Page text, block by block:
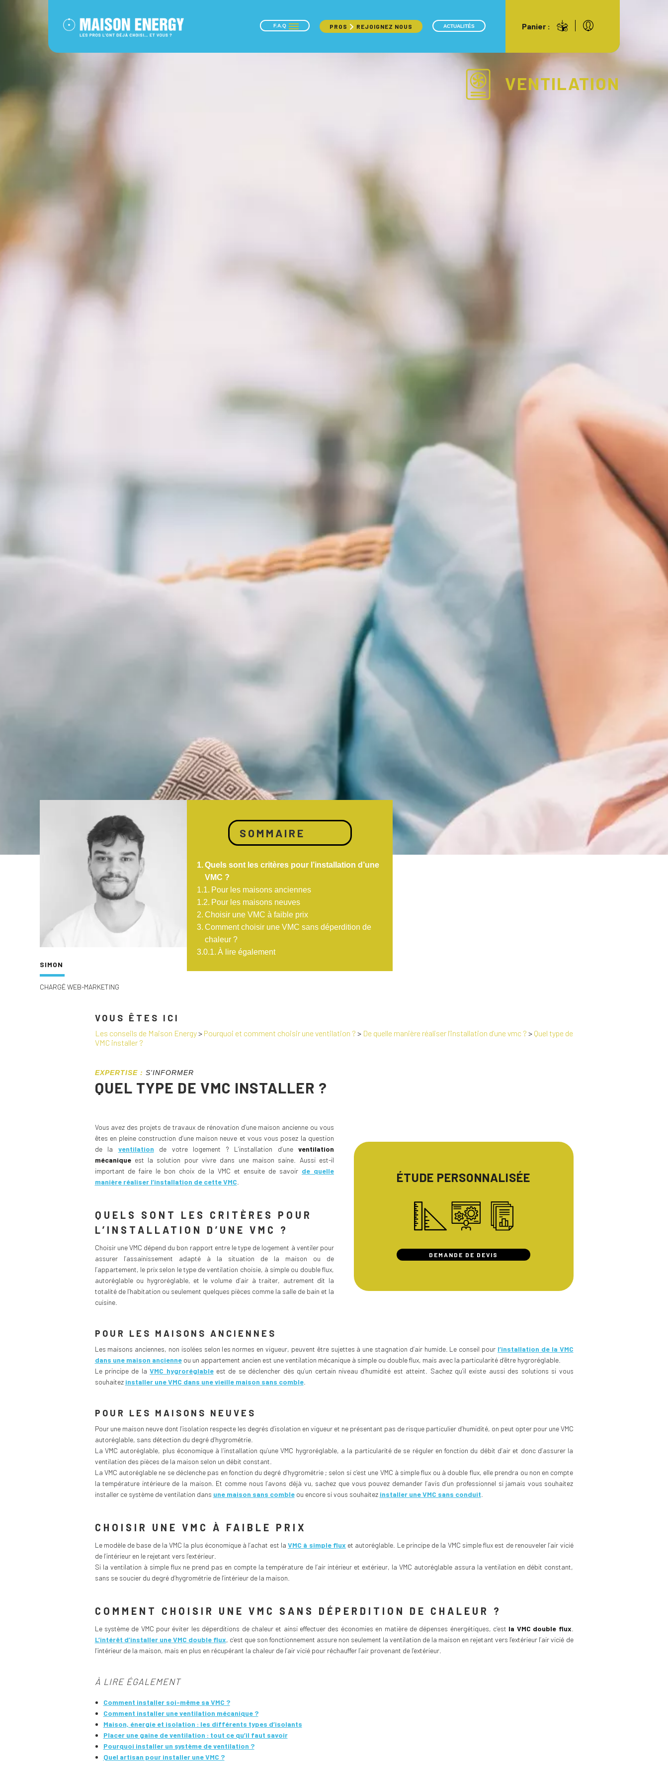
ACTUALITÉS
PROS REJOIGNEZ NOUS
F.A.Q Panier :
VENTILATION
SIMON
CHARGÉ WEB-MARKETING
SOMMAIRE
Quels sont les critères pour l’installation d’une
VMC ?
Pour les maisons anciennes
Pour les maisons neuves
Choisir une VMC à faible prix
Comment choisir une VMC sans déperdition de
chaleur ?
À lire également
VOUS ÊTES ICI
Les conseils de Maison Energy> Pourquoi et comment choisir une ventilation ? > De quelle manière réaliser l’installation d’une vmc ? > Quel type de
VMC installer ?
EXPERTISE : S'INFORMER
QUEL TYPE DE VMC INSTALLER ?
ÉTUDE PERSONNALISÉE
DEMANDE DE DEVIS
Vous avez des projets de travaux de rénovation d’une maison ancienne ou vous
êtes en pleine construction d’une maison neuve et vous vous posez la question
de la ventilation de votre logement ? L’installation d’une ventilation
mécaniqueest la solution pour vivre dans une maison saine. Aussi est-il
important de faire le bon choix de la VMC et ensuite de savoir de quelle
manière réaliser l’installation de cette VMC
QUELS SONT LES CRITÈRES POUR
L’INSTALLATION D’UNE VMC ?
Choisir une VMC dépend du bon rapport entre le type de logement à ventiler pour
assurer l’assainissement adapté à la situation de la maison ou de
l’appartement, le prix selon le type de ventilation choisie, à simple ou double flux,
autoréglable ou hygroréglable, et le volume d’air à traiter, autrement dit la
totalité de l’habitation ou seulement quelques pièces comme la salle de bain et la
cuisine.
POUR LES MAISONS ANCIENNES
Les maisons anciennes, non isolées selon les normes en vigueur, peuvent être sujettes à une stagnation d’air humide. Le conseil pour l’installation de la VMC
dans une maison ancienneou un appartement ancien est une ventilation mécanique à simple ou double flux, mais avec la particularité d’être hygroréglable.
Le principe de laVMC hygroréglableest de se déclencher dès qu’un certain niveau d’humidité est atteint. Sachez qu’il existe aussi des solutions si vous
souhaitez installer une VMC dans une vieille maison sans comble.
POUR LES MAISONS NEUVES
Pour une maison neuve dont l’isolation respecte les degrés d’isolation en vigueur et ne présentant pas de risque particulier d’humidité, on peut opter pour une VMC
autoréglable, sans détection du degré d’hygrométrie.
La VMC autoréglable, plus économique à l’installation qu’une VMC hygroréglable, a la particularité de se réguler en fonction du débit d’air et donc d’assurer la
ventilation des pièces de la maison selon un débit constant.
La VMC autoréglable ne se déclenche pas en fonction du degré d’hygrométrie ; selon si c’est une VMC à simple flux ou à double flux, elle prendra ou non en compte
la température intérieure de la maison. Et comme nous l’avons déjà vu, sachez que vous pouvez demander l’avis d’un professionnel si jamais vous souhaitez
installer ce système de ventilation dans une maison sans combleou encore si vous souhaitez installer une VMC sans conduit
CHOISIR UNE VMC À FAIBLE PRIX
Le modèle de base de la VMC la plus économique à l’achat est laVMC à simple flux et autoréglable. Le principe de la VMC simple flux est de renouveler l’air vicié
de l’intérieur en le rejetant vers l’extérieur.
Si la ventilation à simple flux ne prend pas en compte la température de l’air intérieur et extérieur, la VMC autoréglable assura la ventilation en débit constant,
sans se soucier du degré d’hygrométrie de l’intérieur de la maison.
COMMENT CHOISIR UNE VMC SANS DÉPERDITION DE CHALEUR ?
Le système de VMC pour éviter les déperditions de chaleur et ainsi effectuer des économies en matière de dépenses énergétiques, c’est la VMC double flux
L’intérêt d’installer une VMC double flux, c’est que son fonctionnement assure non seulement la ventilation de la maison en rejetant vers l’extérieur l’air vicié de
l’intérieur de la maison, mais en plus en récupérant la chaleur de l’air vicié pour réchauffer l’air provenant de l’extérieur.
À LIRE ÉGALEMENT
Comment installer soi-même sa VMC ?
Comment installer une ventilation mécanique ?
Maison, énergie et isolation : les différents types d’isolants
Placer une gaine de ventilation : tout ce qu’il faut savoir
Pourquoi installer un système de ventilation ?
Quel artisan pour installer une VMC ?